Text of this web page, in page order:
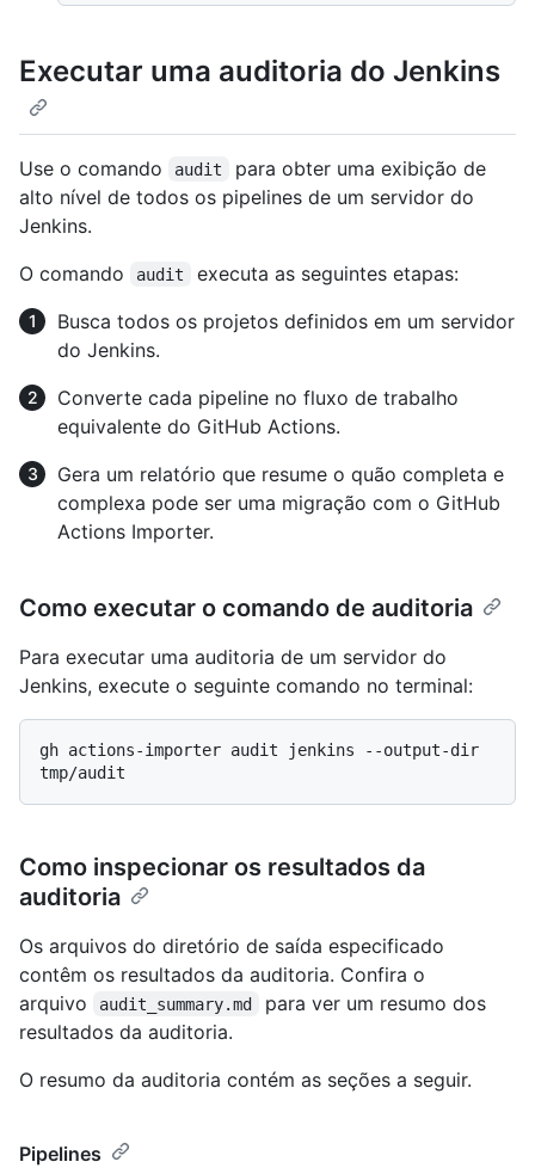
Executar uma auditoria do Jenkins
Use o comando audit
para obter uma exibição de
alto nível de todos os pipelines de um servidor do
Jenkins.
O comando
audit
executa as seguintes etapas:
Busca todos os projetos definidos em um servidor
do Jenkins.
Converte cada pipeline no fluxo de trabalho
equivalente do GitHub Actions.
Gera um relatório que resume o quão completa e
complexa pode ser uma migração com o GitHub
Actions Importer.
Como executar o comando de auditoria
Para executar uma auditoria de um servidor do
Jenkins, execute o seguinte comando no terminal:
gh actions-importer audit jenkins --output-dir
Como inspecionar os resultados da
auditoria
Os arquivos do diretório de saída especificado
contêm os resultados da auditoria. Confira o
arquivo
audit_summary.md
para ver um resumo dos
resultados da auditoria.
O resumo da auditoria contém as seções a seguir.
Pipelines